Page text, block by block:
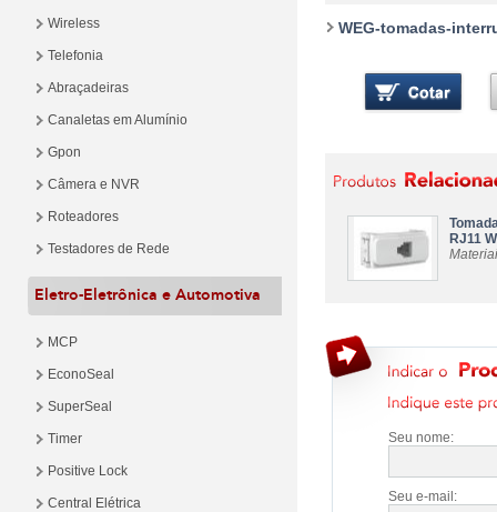
Wireless
Telefonia
Abraçadeiras
Canaletas em Alumínio
Gpon
Câmera e NVR
Roteadores
Testadores de Rede
Eletro-Eletrônica e Automotiva
MCP
EconoSeal
SuperSeal
Timer
Positive Lock
Central Elétrica
WEG-tomadas-
RJ11
Seu nome:
Seu e-mail: